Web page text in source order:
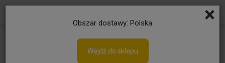
×
Obszar dostawy: Polska
Wejdź do sklepu